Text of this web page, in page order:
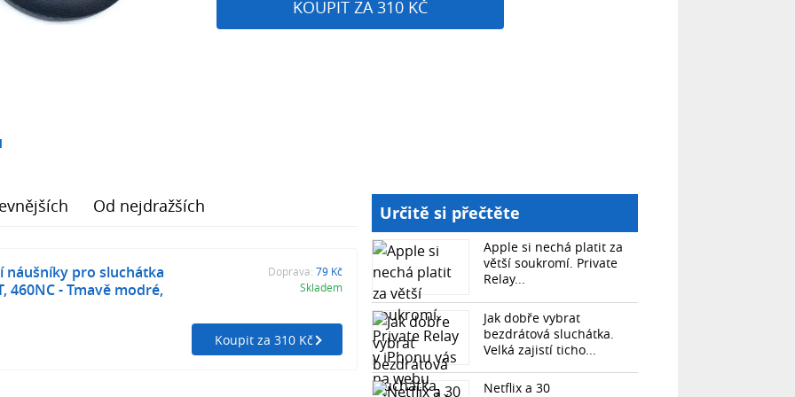
KOUPIT ZA 310 KČ
Od nejdražších
náušníky pro sluchátka
460NC - Tmavě modré,
Doprava: 79 Kč
Skladem
Koupit za 310 Kč
Určitě si přečtěte
Apple si nechá platit za
větší soukromí. Private
Relay...
Jak dobře vybrat
bezdrátová sluchátka.
Velká zajistí ticho...
Netflix a 30